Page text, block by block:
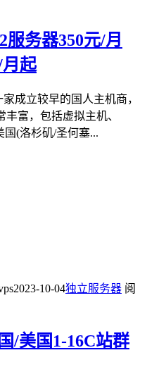
服务器350元/月
起
成立较早的国人主机商，
富，包括虚拟主机、
(洛杉矶/圣何塞...
2023-10-04独立服务器 阅
/美国1-16C站群